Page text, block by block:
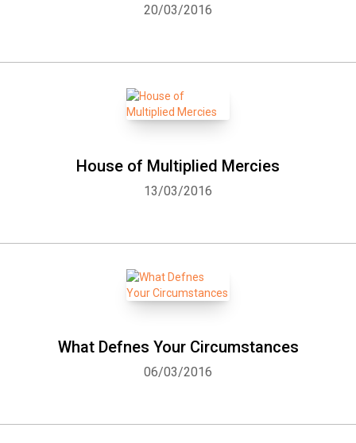
20/03/2016
House of Multiplied Mercies
13/03/2016
What Defnes Your Circumstances
06/03/2016